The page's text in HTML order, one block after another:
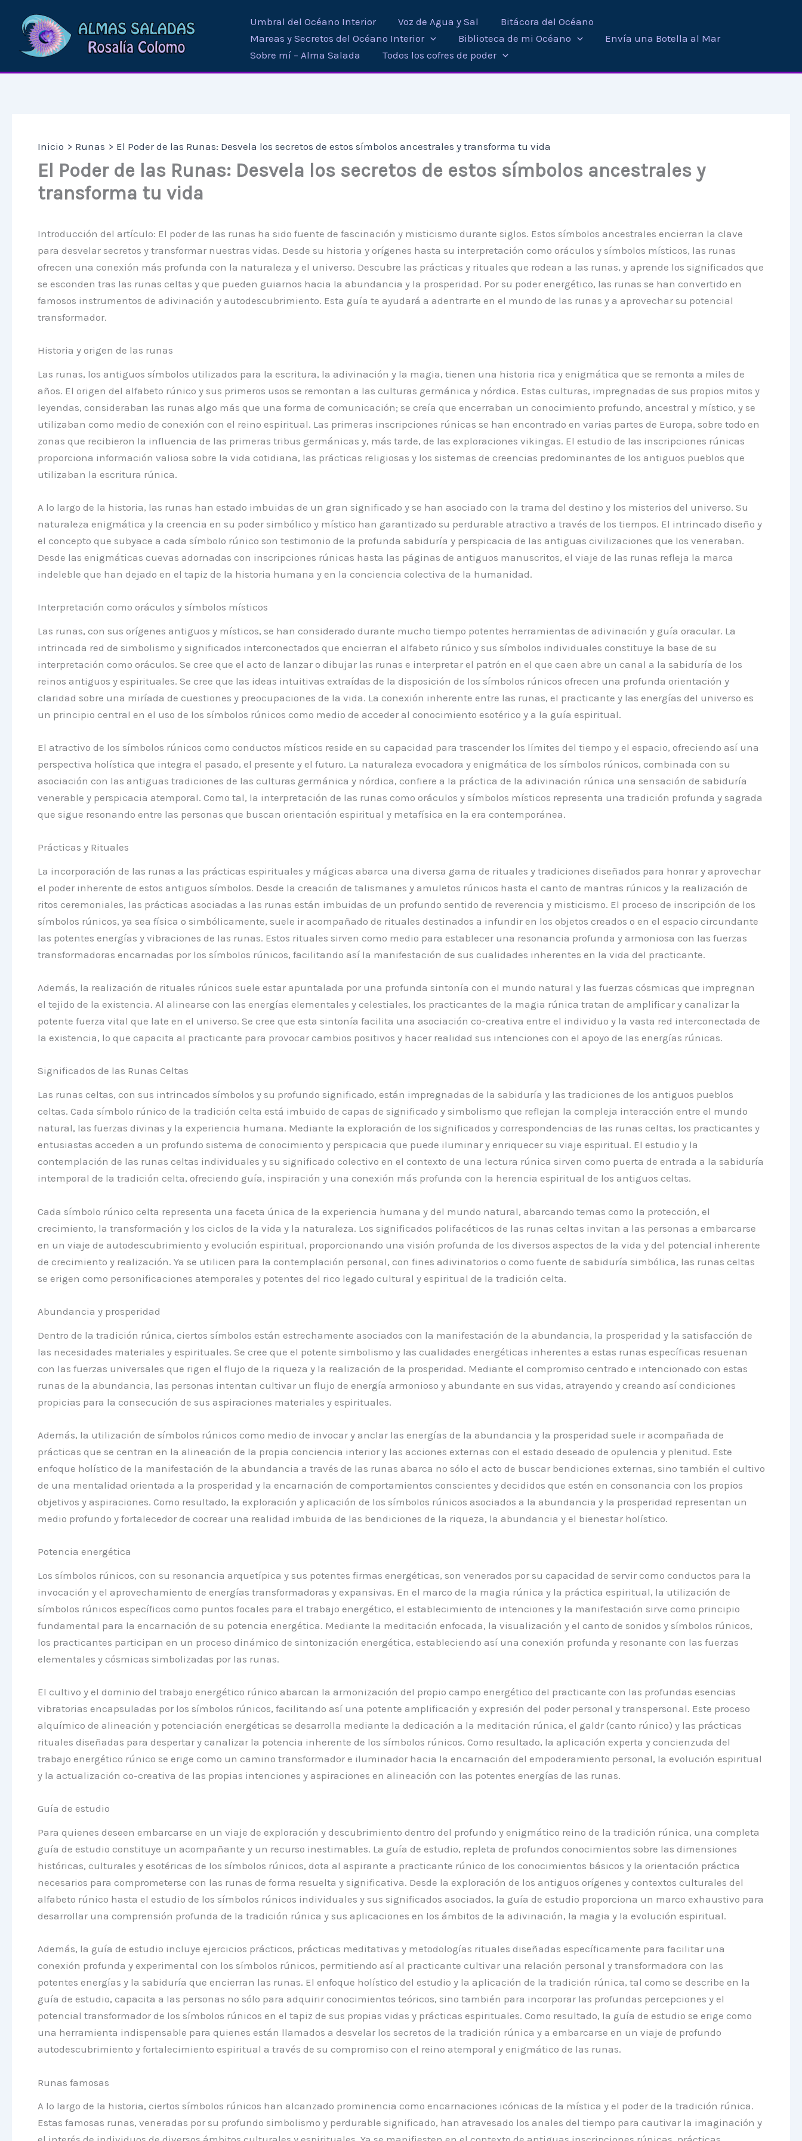
contenido
Umbral del Océano Interior Voz de Agua y Sal
Bitácora del Océano
Mareas y Secretos del Océano Interior
Biblioteca de mi Océano
Envía una Botella al Mar
Sobre mí – Alma Salada
Todos los cofres de poder
Inicio Runas El Poder de las Runas: Desvela los secretos de estos símbolos ancestrales y transforma tu vida
El Poder de las Runas: Desvela los secretos de estos símbolos ancestrales y
transforma tu vida
Introducción del artículo: El poder de las runas ha sido fuente de fascinación y misticismo durante siglos. Estos símbolos ancestrales encierran la clave
para desvelar secretos y transformar nuestras vidas. Desde su historia y orígenes hasta su interpretación como oráculos y símbolos místicos, las runas
ofrecen una conexión más profunda con la naturaleza y el universo. Descubre las prácticas y rituales que rodean a las runas, y aprende los significados que
se esconden tras las runas celtas y que pueden guiarnos hacia la abundancia y la prosperidad. Por su poder energético, las runas se han convertido en
famosos instrumentos de adivinación y autodescubrimiento. Esta guía te ayudará a adentrarte en el mundo de las runas y a aprovechar su potencial
transformador.
Historia y origen de las runas
Las runas, los antiguos símbolos utilizados para la escritura, la adivinación y la magia, tienen una historia rica y enigmática que se remonta a miles de
años. El origen del alfabeto rúnico y sus primeros usos se remontan a las culturas germánica y nórdica. Estas culturas, impregnadas de sus propios mitos y
leyendas, consideraban las runas algo más que una forma de comunicación; se creía que encerraban un conocimiento profundo, ancestral y místico, y se
utilizaban como medio de conexión con el reino espiritual. Las primeras inscripciones rúnicas se han encontrado en varias partes de Europa, sobre todo en
zonas que recibieron la influencia de las primeras tribus germánicas y, más tarde, de las exploraciones vikingas. El estudio de las inscripciones rúnicas
proporciona información valiosa sobre la vida cotidiana, las prácticas religiosas y los sistemas de creencias predominantes de los antiguos pueblos que
utilizaban la escritura rúnica.
A lo largo de la historia, las runas han estado imbuidas de un gran significado y se han asociado con la trama del destino y los misterios del universo. Su
naturaleza enigmática y la creencia en su poder simbólico y místico han garantizado su perdurable atractivo a través de los tiempos. El intrincado diseño y
el concepto que subyace a cada símbolo rúnico son testimonio de la profunda sabiduría y perspicacia de las antiguas civilizaciones que los veneraban.
Desde las enigmáticas cuevas adornadas con inscripciones rúnicas hasta las páginas de antiguos manuscritos, el viaje de las runas refleja la marca
indeleble que han dejado en el tapiz de la historia humana y en la conciencia colectiva de la humanidad.
Interpretación como oráculos y símbolos místicos
Las runas, con sus orígenes antiguos y místicos, se han considerado durante mucho tiempo potentes herramientas de adivinación y guía oracular. La
intrincada red de simbolismo y significados interconectados que encierran el alfabeto rúnico y sus símbolos individuales constituye la base de su
interpretación como oráculos. Se cree que el acto de lanzar o dibujar las runas e interpretar el patrón en el que caen abre un canal a la sabiduría de los
reinos antiguos y espirituales. Se cree que las ideas intuitivas extraídas de la disposición de los símbolos rúnicos ofrecen una profunda orientación y
claridad sobre una miríada de cuestiones y preocupaciones de la vida. La conexión inherente entre las runas, el practicante y las energías del universo es
un principio central en el uso de los símbolos rúnicos como medio de acceder al conocimiento esotérico y a la guía espiritual.
El atractivo de los símbolos rúnicos como conductos místicos reside en su capacidad para trascender los límites del tiempo y el espacio, ofreciendo así una
perspectiva holística que integra el pasado, el presente y el futuro. La naturaleza evocadora y enigmática de los símbolos rúnicos, combinada con su
asociación con las antiguas tradiciones de las culturas germánica y nórdica, confiere a la práctica de la adivinación rúnica una sensación de sabiduría
venerable y perspicacia atemporal. Como tal, la interpretación de las runas como oráculos y símbolos místicos representa una tradición profunda y sagrada
que sigue resonando entre las personas que buscan orientación espiritual y metafísica en la era contemporánea.
Prácticas y Rituales
La incorporación de las runas a las prácticas espirituales y mágicas abarca una diversa gama de rituales y tradiciones diseñados para honrar y aprovechar
el poder inherente de estos antiguos símbolos. Desde la creación de talismanes y amuletos rúnicos hasta el canto de mantras rúnicos y la realización de
ritos ceremoniales, las prácticas asociadas a las runas están imbuidas de un profundo sentido de reverencia y misticismo. El proceso de inscripción de los
símbolos rúnicos, ya sea física o simbólicamente, suele ir acompañado de rituales destinados a infundir en los objetos creados o en el espacio circundante
las potentes energías y vibraciones de las runas. Estos rituales sirven como medio para establecer una resonancia profunda y armoniosa con las fuerzas
transformadoras encarnadas por los símbolos rúnicos, facilitando así la manifestación de sus cualidades inherentes en la vida del practicante.
Además, la realización de rituales rúnicos suele estar apuntalada por una profunda sintonía con el mundo natural y las fuerzas cósmicas que impregnan
el tejido de la existencia. Al alinearse con las energías elementales y celestiales, los practicantes de la magia rúnica tratan de amplificar y canalizar la
potente fuerza vital que late en el universo. Se cree que esta sintonía facilita una asociación co-creativa entre el individuo y la vasta red interconectada de
la existencia, lo que capacita al practicante para provocar cambios positivos y hacer realidad sus intenciones con el apoyo de las energías rúnicas.
Significados de las Runas Celtas
Las runas celtas, con sus intrincados símbolos y su profundo significado, están impregnadas de la sabiduría y las tradiciones de los antiguos pueblos
celtas. Cada símbolo rúnico de la tradición celta está imbuido de capas de significado y simbolismo que reflejan la compleja interacción entre el mundo
natural, las fuerzas divinas y la experiencia humana. Mediante la exploración de los significados y correspondencias de las runas celtas, los practicantes y
entusiastas acceden a un profundo sistema de conocimiento y perspicacia que puede iluminar y enriquecer su viaje espiritual. El estudio y la
contemplación de las runas celtas individuales y su significado colectivo en el contexto de una lectura rúnica sirven como puerta de entrada a la sabiduría
intemporal de la tradición celta, ofreciendo guía, inspiración y una conexión más profunda con la herencia espiritual de los antiguos celtas.
Cada símbolo rúnico celta representa una faceta única de la experiencia humana y del mundo natural, abarcando temas como la protección, el
crecimiento, la transformación y los ciclos de la vida y la naturaleza. Los significados polifacéticos de las runas celtas invitan a las personas a embarcarse
en un viaje de autodescubrimiento y evolución espiritual, proporcionando una visión profunda de los diversos aspectos de la vida y del potencial inherente
de crecimiento y realización. Ya se utilicen para la contemplación personal, con fines adivinatorios o como fuente de sabiduría simbólica, las runas celtas
se erigen como personificaciones atemporales y potentes del rico legado cultural y espiritual de la tradición celta.
Abundancia y prosperidad
Dentro de la tradición rúnica, ciertos símbolos están estrechamente asociados con la manifestación de la abundancia, la prosperidad y la satisfacción de
las necesidades materiales y espirituales. Se cree que el potente simbolismo y las cualidades energéticas inherentes a estas runas específicas resuenan
con las fuerzas universales que rigen el flujo de la riqueza y la realización de la prosperidad. Mediante el compromiso centrado e intencionado con estas
runas de la abundancia, las personas intentan cultivar un flujo de energía armonioso y abundante en sus vidas, atrayendo y creando así condiciones
propicias para la consecución de sus aspiraciones materiales y espirituales.
Además, la utilización de símbolos rúnicos como medio de invocar y anclar las energías de la abundancia y la prosperidad suele ir acompañada de
prácticas que se centran en la alineación de la propia conciencia interior y las acciones externas con el estado deseado de opulencia y plenitud. Este
enfoque holístico de la manifestación de la abundancia a través de las runas abarca no sólo el acto de buscar bendiciones externas, sino también el cultivo
de una mentalidad orientada a la prosperidad y la encarnación de comportamientos conscientes y decididos que estén en consonancia con los propios
objetivos y aspiraciones. Como resultado, la exploración y aplicación de los símbolos rúnicos asociados a la abundancia y la prosperidad representan un
medio profundo y fortalecedor de cocrear una realidad imbuida de las bendiciones de la riqueza, la abundancia y el bienestar holístico.
Potencia energética
Los símbolos rúnicos, con su resonancia arquetípica y sus potentes firmas energéticas, son venerados por su capacidad de servir como conductos para la
invocación y el aprovechamiento de energías transformadoras y expansivas. En el marco de la magia rúnica y la práctica espiritual, la utilización de
símbolos rúnicos específicos como puntos focales para el trabajo energético, el establecimiento de intenciones y la manifestación sirve como principio
fundamental para la encarnación de su potencia energética. Mediante la meditación enfocada, la visualización y el canto de sonidos y símbolos rúnicos,
los practicantes participan en un proceso dinámico de sintonización energética, estableciendo así una conexión profunda y resonante con las fuerzas
elementales y cósmicas simbolizadas por las runas.
El cultivo y el dominio del trabajo energético rúnico abarcan la armonización del propio campo energético del practicante con las profundas esencias
vibratorias encapsuladas por los símbolos rúnicos, facilitando así una potente amplificación y expresión del poder personal y transpersonal. Este proceso
alquímico de alineación y potenciación energéticas se desarrolla mediante la dedicación a la meditación rúnica, el galdr (canto rúnico) y las prácticas
rituales diseñadas para despertar y canalizar la potencia inherente de los símbolos rúnicos. Como resultado, la aplicación experta y concienzuda del
trabajo energético rúnico se erige como un camino transformador e iluminador hacia la encarnación del empoderamiento personal, la evolución espiritual
y la actualización co-creativa de las propias intenciones y aspiraciones en alineación con las potentes energías de las runas.
Guía de estudio
Para quienes deseen embarcarse en un viaje de exploración y descubrimiento dentro del profundo y enigmático reino de la tradición rúnica, una completa
guía de estudio constituye un acompañante y un recurso inestimables. La guía de estudio, repleta de profundos conocimientos sobre las dimensiones
históricas, culturales y esotéricas de los símbolos rúnicos, dota al aspirante a practicante rúnico de los conocimientos básicos y la orientación práctica
necesarios para comprometerse con las runas de forma resuelta y significativa. Desde la exploración de los antiguos orígenes y contextos culturales del
alfabeto rúnico hasta el estudio de los símbolos rúnicos individuales y sus significados asociados, la guía de estudio proporciona un marco exhaustivo para
desarrollar una comprensión profunda de la tradición rúnica y sus aplicaciones en los ámbitos de la adivinación, la magia y la evolución espiritual.
Además, la guía de estudio incluye ejercicios prácticos, prácticas meditativas y metodologías rituales diseñadas específicamente para facilitar una
conexión profunda y experimental con los símbolos rúnicos, permitiendo así al practicante cultivar una relación personal y transformadora con las
potentes energías y la sabiduría que encierran las runas. El enfoque holístico del estudio y la aplicación de la tradición rúnica, tal como se describe en la
guía de estudio, capacita a las personas no sólo para adquirir conocimientos teóricos, sino también para incorporar las profundas percepciones y el
potencial transformador de los símbolos rúnicos en el tapiz de sus propias vidas y prácticas espirituales. Como resultado, la guía de estudio se erige como
una herramienta indispensable para quienes están llamados a desvelar los secretos de la tradición rúnica y a embarcarse en un viaje de profundo
autodescubrimiento y fortalecimiento espiritual a través de su compromiso con el reino atemporal y enigmático de las runas.
Runas famosas
A lo largo de la historia, ciertos símbolos rúnicos han alcanzado prominencia como encarnaciones icónicas de la mística y el poder de la tradición rúnica.
Estas famosas runas, veneradas por su profundo simbolismo y perdurable significado, han atravesado los anales del tiempo para cautivar la imaginación y